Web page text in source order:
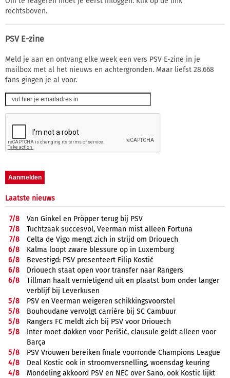
rechtsboven.
PSV E-zine
Meld je aan en ontvang elke week een vers PSV E-zine in je
mailbox met al het nieuws en achtergronden. Maar liefst 28.668
fans gingen je al voor.
Laatste nieuws
7/8
Van Ginkel en Pröpper terug bij PSV
7/8
Tuchtzaak succesvol, Veerman mist alleen Fortuna
7/8
Celta de Vigo mengt zich in strijd om Driouech
6/8
Kalma loopt zware blessure op in Luxemburg
6/8
Bevestigd: PSV presenteert Filip Kostić
6/8
Driouech staat open voor transfer naar Rangers
6/8
Tillman haalt vernietigend uit en plaatst bom onder langer
verblijf bij Leverkusen
5/8
PSV en Veerman weigeren schikkingsvoorstel
5/8
Bouhoudane vervolgt carrière bij SC Cambuur
5/8
Rangers FC meldt zich bij PSV voor Driouech
5/8
Inter moet dokken voor Perišić, clausule geldt alleen voor
Barça
5/8
PSV Vrouwen bereiken finale voorronde Champions League
4/8
Deal Kostic ook in stroomversnelling, woensdag keuring
4/8
Mondeling akkoord PSV en NEC over Sano, ook Kostic lijkt